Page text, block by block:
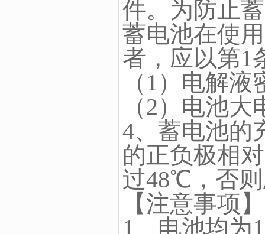
件。为防止
蓄电池在使
者，应以第1
（1）电解
（2）电池
4、蓄电池的
的正负极相
过48℃，否
【注意事项】
1、电池均为